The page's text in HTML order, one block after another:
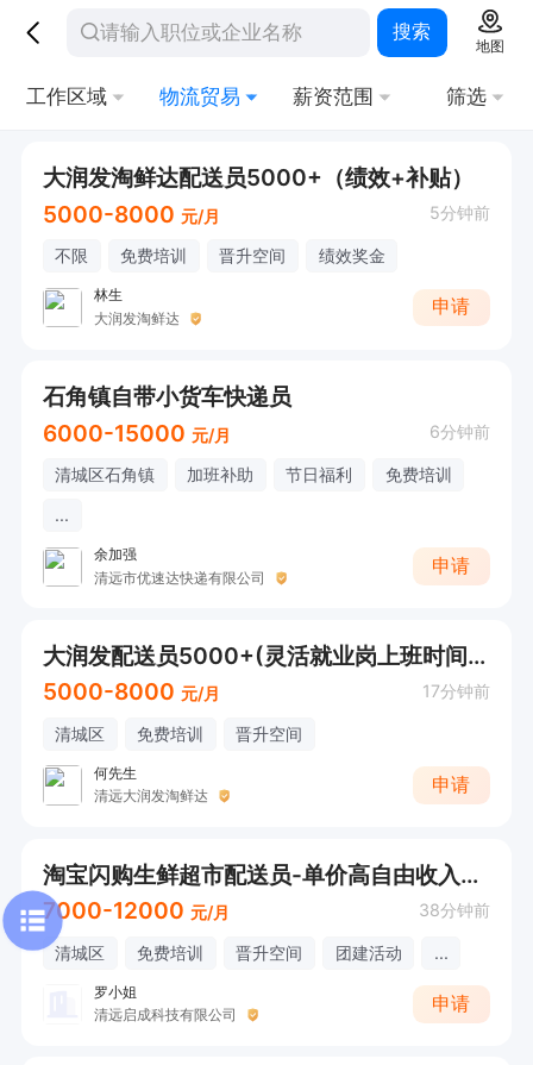
搜索
地图
工作区域 物流贸易 薪资范围 筛选
大润发淘鲜达配送员5000+（绩效+补贴）
5000-8000 元/月 5分钟前
不限 免费培训 晋升空间 绩效奖金
林生
大润发淘鲜达
申请
石角镇自带小货车快递员
6000-15000 元/月 6分钟前
清城区石角镇 加班补助 节日福利
免费培训
...
余加强
清远市优速达快递有限公司
申请
大润发配送员5000+(灵活就业岗上班时间可以选择）
5000-8000 元/月 17分钟前
清城区 免费培训 晋升空间
何先生
清远大润发淘鲜达
申请
淘宝闪购生鲜超市配送员-单价高自由收入400/天
7000-12000 元/月 38分钟前
清城区 免费培训 晋升空间 团建活动 ...
罗小姐
清远启成科技有限公司
申请